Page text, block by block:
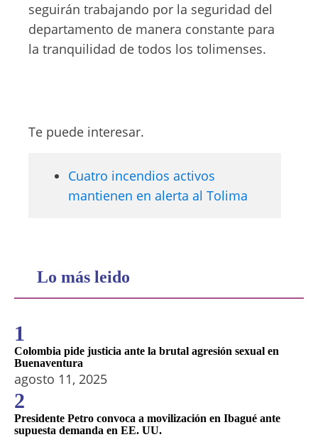
seguirán trabajando por la seguridad del
departamento de manera constante para
la tranquilidad de todos los tolimenses.
Te puede interesar.
Cuatro incendios activos
mantienen en alerta al Tolima
Lo más leido
1
Colombia pide justicia ante la brutal agresión sexual en
Buenaventura
agosto 11, 2025
2
Presidente Petro convoca a movilización en Ibagué ante
supuesta demanda en EE. UU.